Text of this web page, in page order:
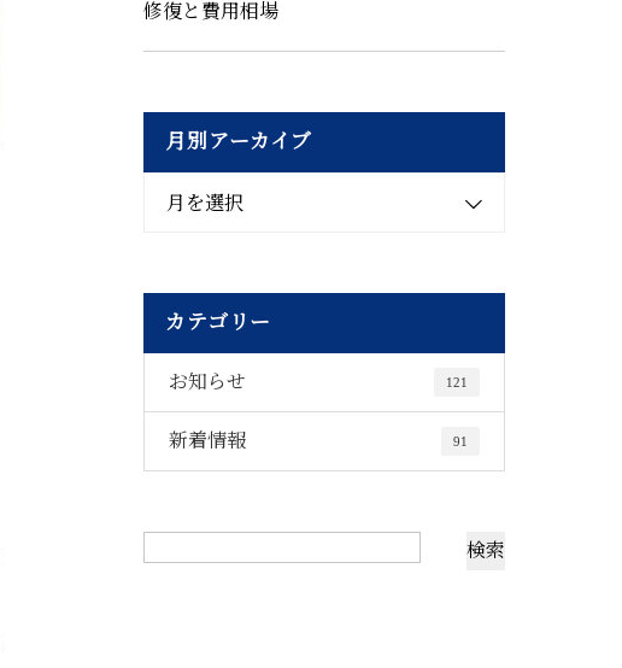
修復と費用相場
月別アーカイブ
月を選択
カテゴリー
お知らせ 121
新着情報 91